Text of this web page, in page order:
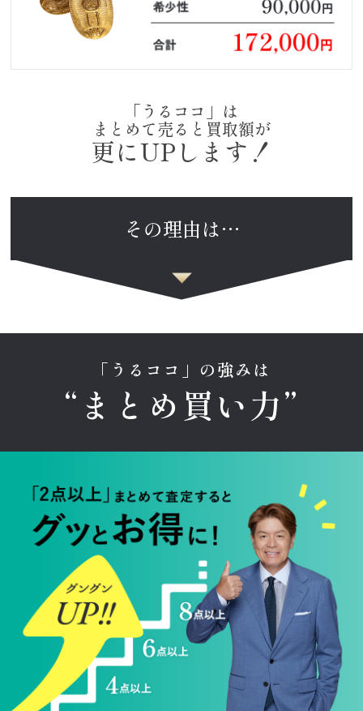
「うるココ」は
まとめて売ると買取額が
更にUPします！
その理由は…
「うるココ」の強みは
“まとめ買い力”